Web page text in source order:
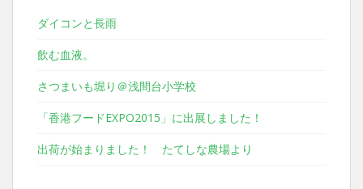
ダイコンと長雨
飲む血液。
さつまいも堀り＠浅間台小学校
「香港フードEXPO2015」に出展しました！
出荷が始まりました！ たてしな農場より